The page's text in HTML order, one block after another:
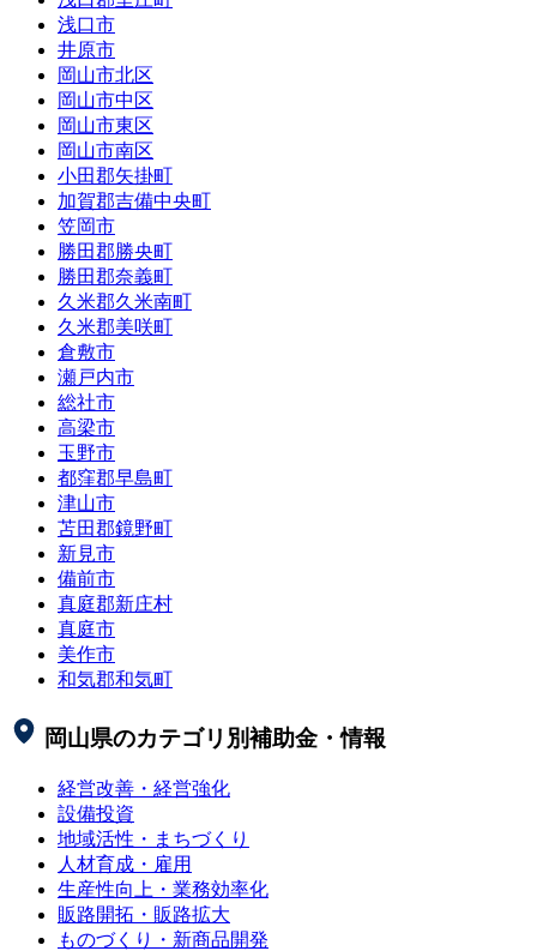
浅口市
井原市
岡山市北区
岡山市中区
岡山市東区
岡山市南区
小田郡矢掛町
加賀郡吉備中央町
笠岡市
勝田郡勝央町
勝田郡奈義町
久米郡久米南町
久米郡美咲町
倉敷市
瀬戸内市
総社市
高梁市
玉野市
都窪郡早島町
津山市
苫田郡鏡野町
新見市
備前市
真庭郡新庄村
真庭市
美作市
和気郡和気町
岡山県のカテゴリ別補助金・情報
経営改善・経営強化
設備投資
地域活性・まちづくり
人材育成・雇用
生産性向上・業務効率化
販路開拓・販路拡大
ものづくり・新商品開発